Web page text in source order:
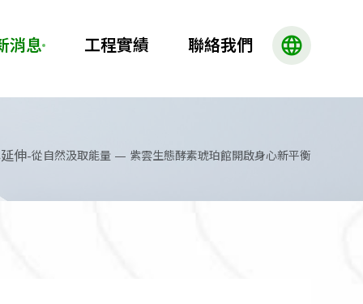
消息 工程實績 聯絡我們 language
伸-從自然汲取能量 — 紫雲生態酵素琥珀館開啟身心新平衡